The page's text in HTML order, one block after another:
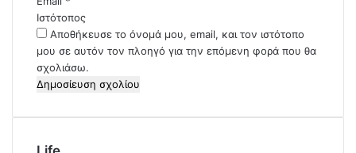
Ιστότοπος
Αποθήκευσε το όνομά μου, email, και τον ιστότοπο
μου σε αυτόν τον πλοηγό για την επόμενη φορά που θα
σχολιάσω.